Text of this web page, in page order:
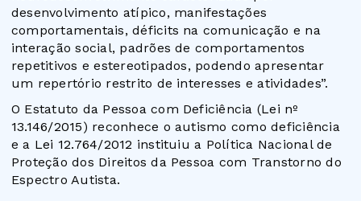
desenvolvimento atípico, manifestações
comportamentais, déficits na comunicação e na
interação social, padrões de comportamentos
repetitivos e estereotipados, podendo apresentar
um repertório restrito de interesses e atividades”.
O Estatuto da Pessoa com Deficiência (Lei nº
13.146/2015) reconhece o autismo como deficiência
e a Lei 12.764/2012 instituiu a Política Nacional de
Proteção dos Direitos da Pessoa com Transtorno do
Espectro Autista.